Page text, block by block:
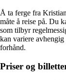
Å ta ferge fra
måte å reise på. Du
som tilbyr
kan variere avhengig
forhånd.
Priser og